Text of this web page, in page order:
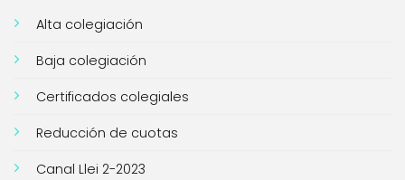
Alta colegiación
Baja colegiación
Certificados colegiales
Reducción de cuotas
Canal Llei 2-2023